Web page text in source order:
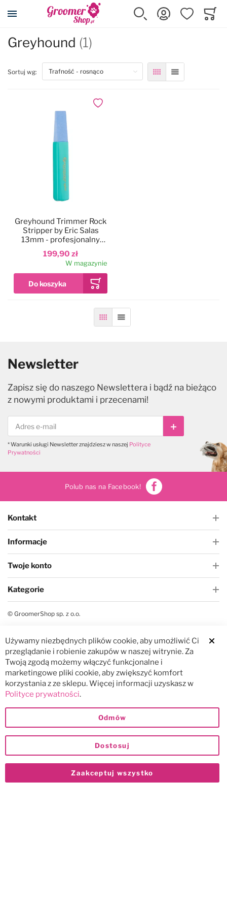
Przejdź na stronę główną
Szukaj Zaloguj sięUlubione
Greyhound (1)
Sortuj wg: SiatkaLista
199,90 zł
Greyhound Trimmer Rock
Stripper by Eric Salas
13mm - profesjonalny
trymer kamienny w
osłonce
W magazynie
Dodaj do ulubionych
SiatkaLista
Newsletter
Zapisz się do naszego Newslettera i bądź na bieżąco
z nowymi produktami i przecenami!
Subskrybuj
* Warunki usługi Newsletter znajdziesz w naszej Polityce
Prywatności
Polub nas na Facebook!
Kontakt
Informacje
Twoje konto
Kategorie
© GroomerShop sp. z o.o.
Używamy niezbędnych plików cookie, aby umożliwić Ci
przeglądanie i robienie zakupów w naszej witrynie. Za
Twoją zgodą możemy włączyć funkcjonalne i
marketingowe pliki cookie, aby zwiększyć komfort
korzystania z ze sklepu. Więcej informacji uzyskasz w
Polityce prywatności.
Zaakceptuj wszystko
Dostosuj
Odmów